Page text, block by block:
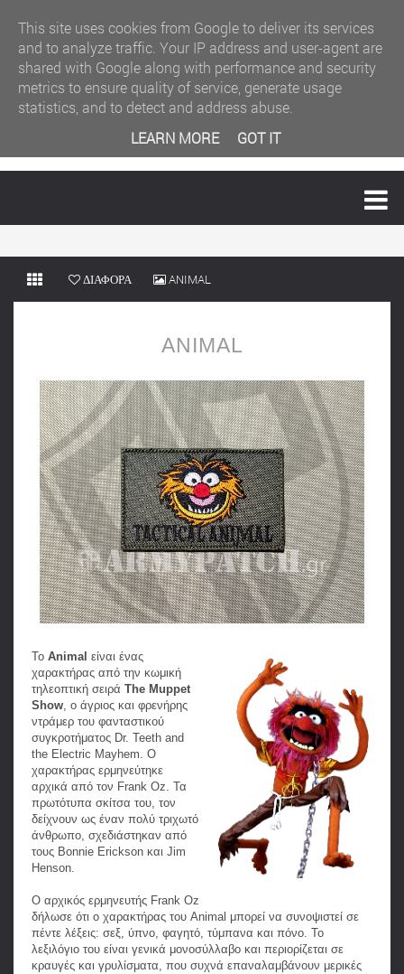
ΔΙΑΦΟΡΑ ANIMAL
ANIMAL
Το Animal είναι ένας
χαρακτήρας από την κωμική
τηλεοπτική σειρά The Muppet
Show, ο άγριος και φρενήρης
ντράμερ του φανταστικού
συγκροτήματος Dr. Teeth and
the Electric Mayhem. Ο
χαρακτήρας ερμηνεύτηκε
αρχικά από τον Frank Oz. Τα
πρωτότυπα σκίτσα του, τον
δείχνουν ως έναν πολύ τριχωτό
άνθρωπο, σχεδιάστηκαν από
τους Bonnie Erickson και Jim
Henson.
Ο αρχικός ερμηνευτής Frank Oz
δήλωσε ότι ο χαρακτήρας του Animal μπορεί να συνοψιστεί σε
πέντε λέξεις: σεξ, ύπνο, φαγητό, τύμπανα και πόνο. Το
λεξιλόγιο του είναι γενικά μονοσύλλαβο και περιορίζεται σε
κραυγές και γρυλίσματα, που συχνά επαναλαμβάνουν μερικές
This site uses cookies from Google to deliver its services
and to analyze traffic. Your IP address and user-agent are
shared with Google along with performance and security
metrics to ensure quality of service, generate usage
statistics, and to detect and address abuse.
LEARN MORE
GOT IT